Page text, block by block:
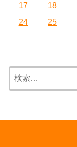
17
18
24
25